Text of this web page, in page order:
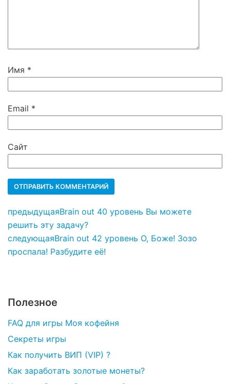
Имя *
Email *
Сайт
предыдущаяBrain out 40 уровень Вы можете
решить эту задачу?
следующаяBrain out 42 уровень О, Боже! Зозо
проспала! Разбудите её!
Полезное
FAQ для игры Моя кофейня
Секреты игры
Как получить ВИП (VIP) ?
Как заработать золотые монеты?